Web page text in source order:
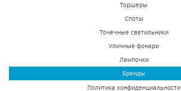
Торшеры
Споты
Точечные светильники
Уличные фонари
Лампочки
Бренды
Политика конфиденциальности